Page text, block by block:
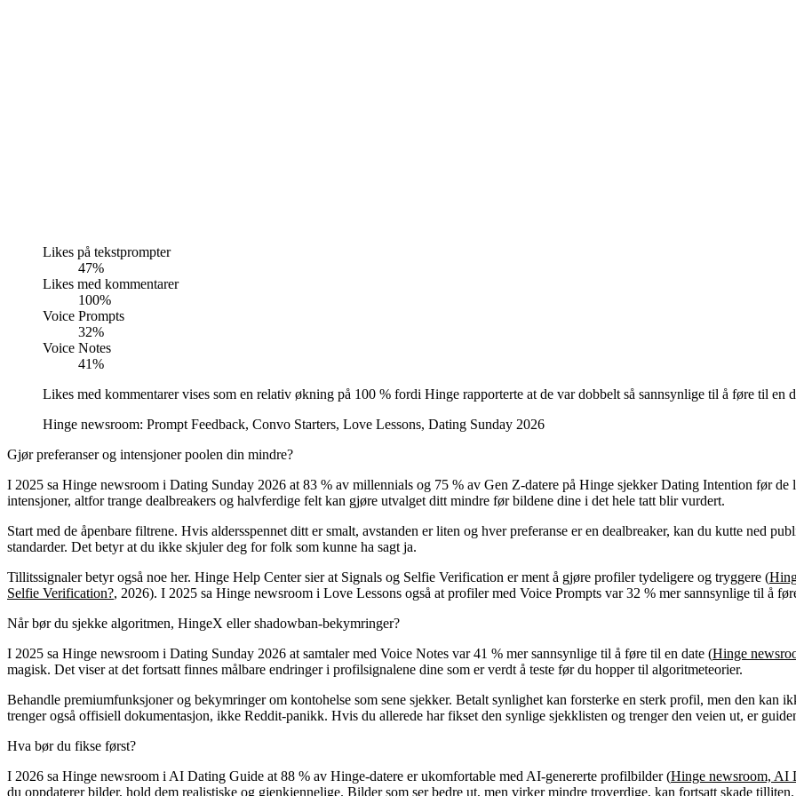
Likes på tekstprompter
47%
Likes med kommentarer
100%
Voice Prompts
32%
Voice Notes
41%
Likes med kommentarer vises som en relativ økning på 100 % fordi Hinge rapporterte at de var dobbelt så sannsynlige til å føre til en
Hinge newsroom: Prompt Feedback, Convo Starters, Love Lessons, Dating Sunday 2026
Gjør preferanser og intensjoner poolen din mindre?
I 2025 sa Hinge newsroom i Dating Sunday 2026 at 83 % av millennials og 75 % av Gen Z-datere på Hinge sjekker Dating Intention før de
intensjoner, altfor trange dealbreakers og halvferdige felt kan gjøre utvalget ditt mindre før bildene dine i det hele tatt blir vurdert.
Start med de åpenbare filtrene. Hvis aldersspennet ditt er smalt, avstanden er liten og hver preferanse er en dealbreaker, kan du kutte ned
standarder. Det betyr at du ikke skjuler deg for folk som kunne ha sagt ja.
Tillitssignaler betyr også noe her. Hinge Help Center sier at Signals og Selfie Verification er ment å gjøre profiler tydeligere og tryggere (
Selfie Verification?, 2026). I 2025 sa Hinge newsroom i Love Lessons også at profiler med Voice Prompts var 32 % mer sannsynlige til å
Når bør du sjekke algoritmen, HingeX eller shadowban-bekymringer?
I 2025 sa Hinge newsroom i Dating Sunday 2026 at samtaler med Voice Notes var 41 % mer sannsynlige til å føre til en date (Hinge
magisk. Det viser at det fortsatt finnes målbare endringer i profilsignalene dine som er verdt å teste før du hopper til algoritmeteorier.
Behandle premiumfunksjoner og bekymringer om kontohelse som sene sjekker. Betalt synlighet kan forsterke en sterk profil, men den kan
trenger også offisiell dokumentasjon, ikke Reddit-panikk. Hvis du allerede har fikset den synlige sjekklisten og trenger den veien ut, er
Hva bør du fikse først?
I 2026 sa Hinge newsroom i AI Dating Guide at 88 % av Hinge-datere er ukomfortable med AI-genererte profilbilder (Hinge newsroom, AI
du oppdaterer bilder, hold dem realistiske og gjenkjennelige. Bilder som ser bedre ut, men virker mindre troverdige, kan fortsatt skade tilliten.